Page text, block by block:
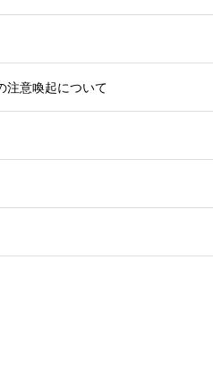
注意喚起について